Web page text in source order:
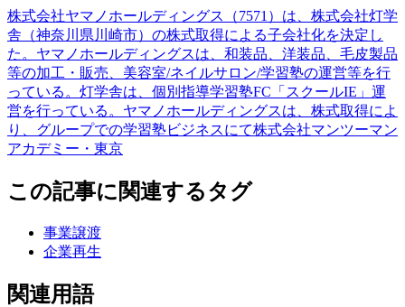
株式会社ヤマノホールディングス（7571）は、株式会社灯学
舎（神奈川県川崎市）の株式取得による子会社化を決定し
た。ヤマノホールディングスは、和装品、洋装品、毛皮製品
等の加工・販売、美容室/ネイルサロン/学習塾の運営等を行
っている。灯学舎は、個別指導学習塾FC「スクールIE」運
営を行っている。ヤマノホールディングスは、株式取得によ
り、グループでの学習塾ビジネスにて株式会社マンツーマン
アカデミー・東京
この記事に関連するタグ
事業譲渡
企業再生
関連用語